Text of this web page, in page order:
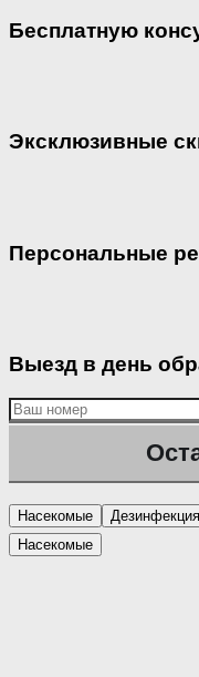
Бесплатную
Эксклюзивные
Персональные
Выезд в день
Насекомые Дезинфекция
Насекомые